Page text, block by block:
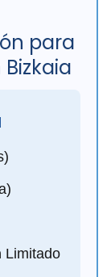
para
Limitado